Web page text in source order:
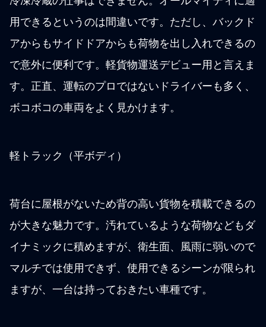
用できるというのは間違いです。ただし、バックド
アからもサイドドアからも荷物を出し入れできるの
で意外に便利です。軽貨物運送デビュー用と言えま
す。正直、運転のプロではないドライバーも多く、
ボコボコの車両をよく見かけます。
軽トラック（平ボディ）
荷台に屋根がないため背の高い貨物を積載できるの
が大きな魅力です。汚れているような荷物などもダ
イナミックに積めますが、衛生面、風雨に弱いので
マルチでは使用できず、使用できるシーンが限られ
ますが、一台は持っておきたい車種です。